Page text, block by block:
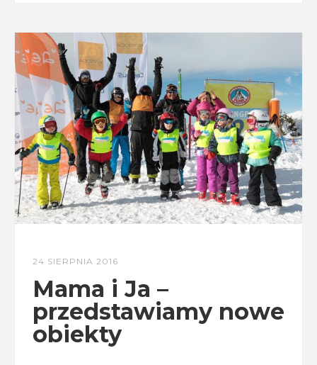
24 SIERPNIA 2016
Mama i Ja –
przedstawiamy nowe
obiekty